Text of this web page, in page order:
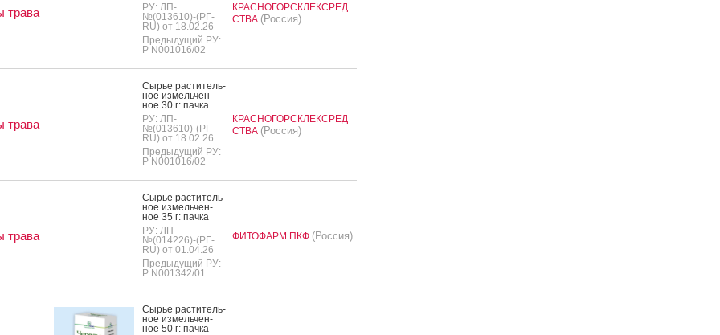
трава
РУ: ЛП-
№(013610)-(РГ-
RU) от 18.02.26
Предыдущий РУ:
Р N001016/02
КРАСНОГОРСКЛЕКСРЕД
СТВА (Россия)
трава
Сырье рас­ти­тель­
ное из­мель­чен­
ное 30 г: пач­ка
РУ: ЛП-
№(013610)-(РГ-
RU) от 18.02.26
Предыдущий РУ:
Р N001016/02
КРАСНОГОРСКЛЕКСРЕД
СТВА (Россия)
трава
Сырье рас­ти­тель­
ное из­мель­чен­
ное 35 г: пач­ка
РУ: ЛП-
№(014226)-(РГ-
RU) от 01.04.26
Предыдущий РУ:
Р N001342/01
ФИТОФАРМ ПКФ (Россия)
Сырье рас­ти­тель­
ное из­мель­чен­
ное 50 г: пач­ка